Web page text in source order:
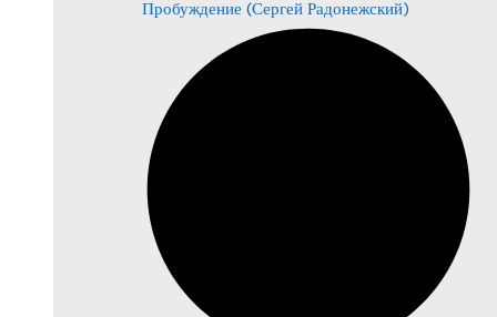
Пробуждение (Сергей Радонежский)